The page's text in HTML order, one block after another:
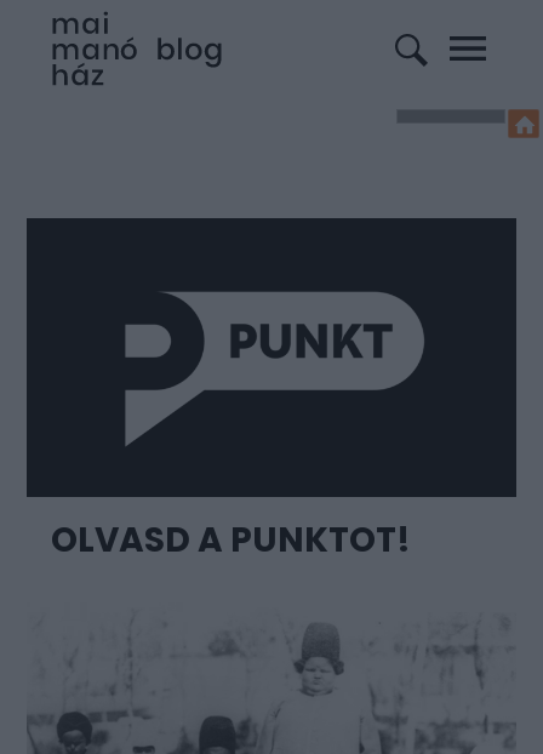
OLVASD A PUNKTOT!